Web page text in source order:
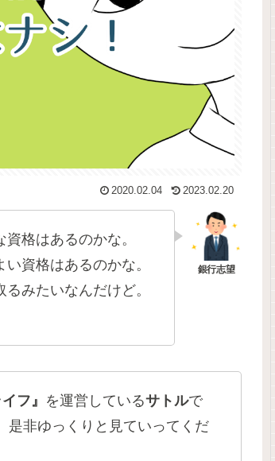
2020.02.04 2023.02.20
格はあるのかな。
資格はあるのかな。
みたいなんだけど。
フ』 を運営しているサトルで
是非ゆっくりと見ていってくだ